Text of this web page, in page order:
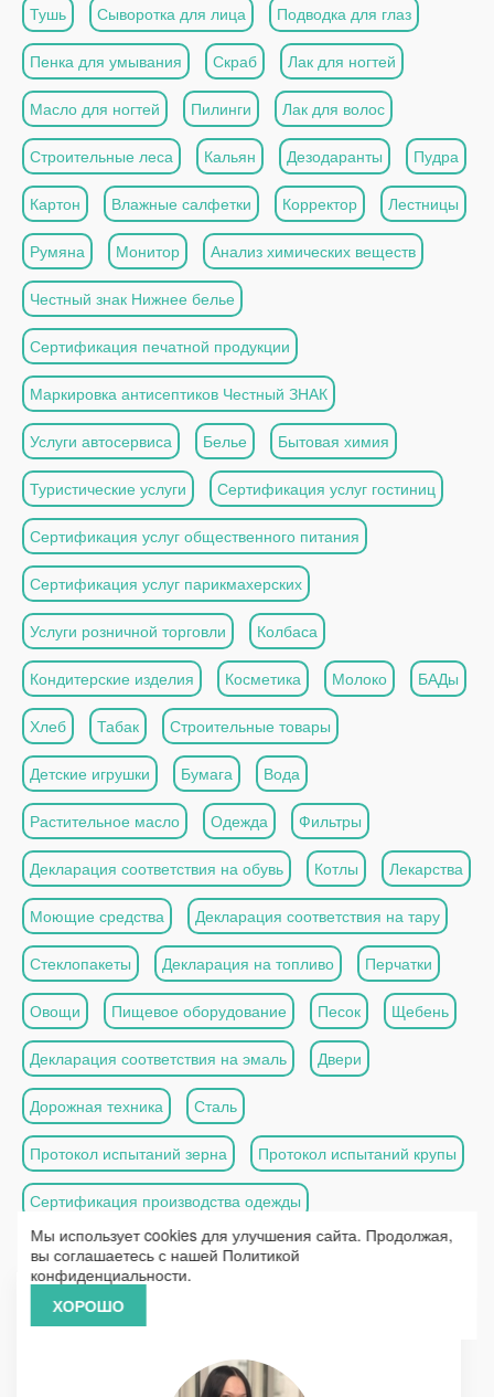
Тушь Сыворотка для лица Подводка для глаз
Пенка для умывания Скраб Лак для ногтей
Масло для ногтей Пилинги Лак для волос
Строительные леса Кальян Дезодаранты Пудра
Картон Влажные салфетки Корректор Лестницы
Румяна Монитор Анализ химических веществ
Честный знак Нижнее белье
Сертификация печатной продукции
Маркировка антисептиков Честный ЗНАК
Услуги автосервиса Белье Бытовая химия
Туристические услуги Сертификация услуг гостиниц
Сертификация услуг общественного питания
Сертификация услуг парикмахерских
Услуги розничной торговли Колбаса
Кондитерские изделия Косметика Молоко БАДы
Хлеб Табак Строительные товары
Детские игрушки Бумага Вода
Растительное масло Одежда Фильтры
Декларация соответствия на обувь Котлы Лекарства
Моющие средства Декларация соответствия на тару
Стеклопакеты Декларация на топливо Перчатки
Овощи Пищевое оборудование Песок Щебень
Декларация соответствия на эмаль Двери
Дорожная техника Сталь
Протокол испытаний зерна Протокол испытаний крупы
Сертификация производства одежды
Протокол испытания электродвигателей
Вас проконсультирует
Мы использует cookies для улучшения сайта. Продолжая,
вы соглашаетесь с нашей Политикой
конфиденциальности.
ХОРОШО